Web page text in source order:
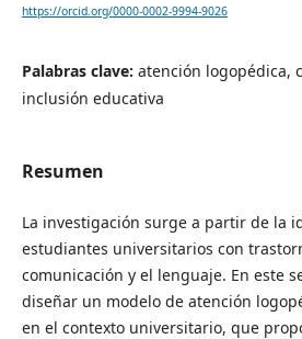
https://orcid.org/0000-0002-9994-9026
Palabras clave: atención logopédica,
inclusión educativa
Resumen
La investigación surge a partir de la
estudiantes universitarios con
comunicación y el lenguaje. En este
diseñar un modelo de atención
en el contexto universitario, que